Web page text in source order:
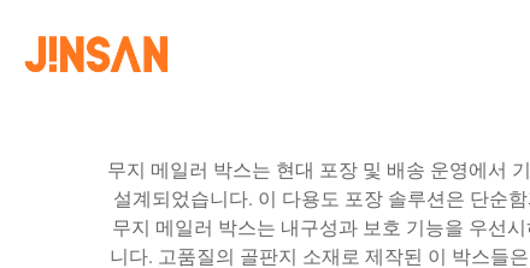
무지 메일러 박스는 현대 포장 및 배송 운영에서
설계되었습니다. 이 다용도 포장 솔루션은 단순
무지 메일러 박스는 내구성과 보호 기능을 우선
니다. 고품질의 골판지 소재로 제작된 이 박스들